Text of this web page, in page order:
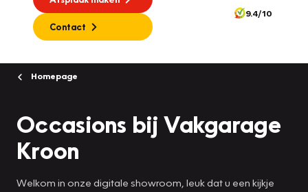
Contact
9.4/10
Homepage
Occasions bij Vakgarage
Kroon
Welkom in onze digitale showroom, leuk dat u een kijkje